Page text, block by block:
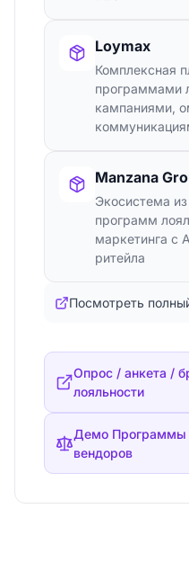
Loymax
Комплексная
программами
кампаниями,
Manzana
Экосистема
программ
маркетинга с
ритейла
Посмотреть
Опрос / анкета /
лояльности
Демо Программы
вендоров